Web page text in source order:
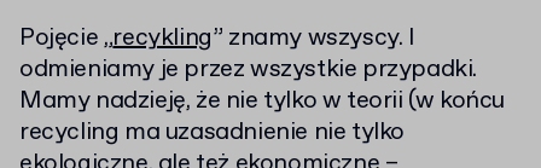
Pojęcie „recykling” znamy wszyscy. I
odmieniamy je przez wszystkie przypadki.
Mamy nadzieję, że nie tylko w teorii (w końcu
recycling ma uzasadnienie nie tylko